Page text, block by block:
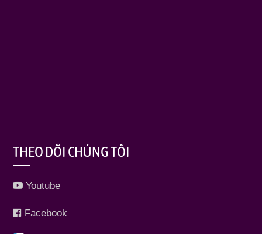
THEO DÕI CHÚNG TÔI
Youtube
Facebook